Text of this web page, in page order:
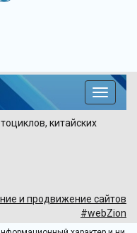
по
китайских
и продвижение сайтов
#webZion